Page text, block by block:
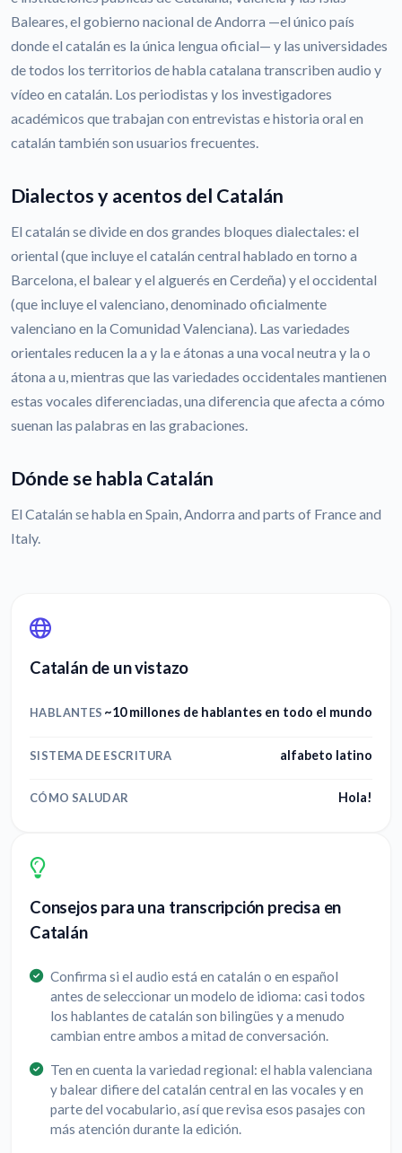
Baleares, el gobierno nacional de Andorra —el único país
donde el catalán es la única lengua oficial— y las universidades
de todos los territorios de habla catalana transcriben audio y
vídeo en catalán. Los periodistas y los investigadores
académicos que trabajan con entrevistas e historia oral en
catalán también son usuarios frecuentes.
Dialectos y acentos del Catalán
El catalán se divide en dos grandes bloques dialectales: el
oriental (que incluye el catalán central hablado en torno a
Barcelona, el balear y el alguerés en Cerdeña) y el occidental
(que incluye el valenciano, denominado oficialmente
valenciano en la Comunidad Valenciana). Las variedades
orientales reducen la a y la e átonas a una vocal neutra y la o
átona a u, mientras que las variedades occidentales mantienen
estas vocales diferenciadas, una diferencia que afecta a cómo
suenan las palabras en las grabaciones.
Dónde se habla Catalán
El Catalán se habla en Spain, Andorra and parts of France and
Italy.
Catalán de un vistazo
HABLANTES ~10 millones de hablantes en todo el mundo
SISTEMA DE ESCRITURA alfabeto latino
CÓMO SALUDAR Hola!
Consejos para una transcripción precisa en
Catalán
Confirma si el audio está en catalán o en español
antes de seleccionar un modelo de idioma: casi todos
los hablantes de catalán son bilingües y a menudo
cambian entre ambos a mitad de conversación.
Ten en cuenta la variedad regional: el habla valenciana
y balear difiere del catalán central en las vocales y en
parte del vocabulario, así que revisa esos pasajes con
más atención durante la edición.